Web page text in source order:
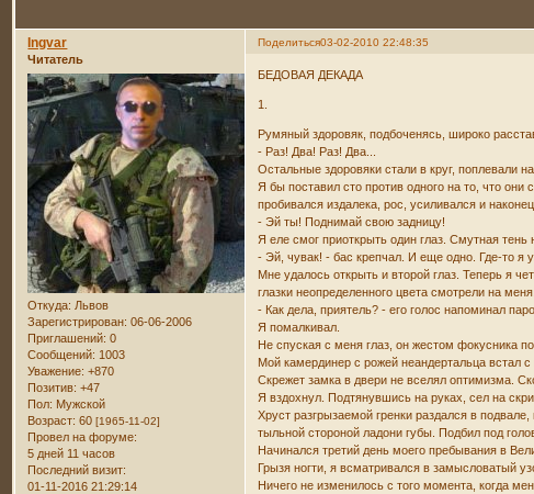
Поделиться03-02-2010 22:48:35
Ingvar
Читатель
Откуда: Львов
Зарегистрирован: 06-06-2006
Приглашений: 0
Сообщений: 1003
Уважение: +870
Позитив: +47
Пол: Мужской
Возраст: 60[1965-11-02]
Провел на форуме:
5 дней 11 часов
Последний визит:
01-11-2016 21:29:14
БЕДОВАЯ ДЕКАДА
1.
Румяный здоровяк, подбоченясь, широко
- Раз! Два! Раз! Два...
Остальные здоровяки стали в круг, поплевали
Я бы поставил сто против одного на то, что они
пробивался издалека, рос, усиливался и
- Эй ты! Поднимай свою задницу!
Я еле смог приоткрыть один глаз. Смутная
- Эй, чувак! - бас крепчал. И еще одно. Где-то я
Мне удалось открыть и второй глаз. Теперь я
глазки неопределенного цвета смотрели на
- Как дела, приятель? - его голос напоминал
Я помалкивал.
Не спуская с меня глаз, он жестом фокусника
Мой камердинер с рожей неандертальца встал
Скрежет замка в двери не вселял оптимизма.
Я вздохнул. Подтянувшись на руках, сел на
Хруст разгрызаемой гренки раздался в
тыльной стороной ладони губы. Подбил под
Начинался третий день моего пребывания в
Грызя ногти, я всматривался в замысловатый
Ничего не изменилось с того момента, когда